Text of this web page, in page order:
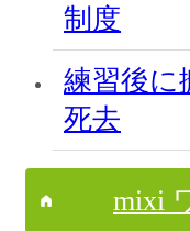
制度
練習後に
死去
mixi